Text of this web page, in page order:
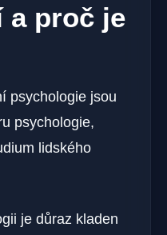
a proč je
psychologie jsou
psychologie,
lidského
je důraz kladen